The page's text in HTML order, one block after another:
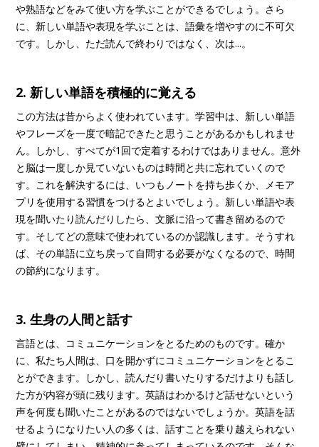
や熟語などをみて使い方を学ぶことができるでしょう。さら
に、新しい単語や表現を学ぶことは、語彙を増やすのに不可欠
です。しかし、ただ読んで終わりではなく、次は...。
2. 新しい単語を積極的に覚える
この方法は昔からよく使われています。学習中は、新しい単語
やフレーズを一度で暗記できたと思うことがあるかもしれませ
ん。しかし、すべてが1回で定着するわけではありません。意外
と脳は一度しか見ていないものは時間と共に忘れていくので
す。これを解決するには、いつもノートを持ち歩くか、メモア
プリを使用する習慣をつけるとよいでしょう。新しい単語や表
現を聞いたり読んだりしたら、文脈に沿って書き留めるので
す。そしてどの意味で使われているのか認識します。そうすれ
ば、その単語に立ち戻って自問する必要がなくなるので、時間
の節約になります。
3. 生身の人間と話す
言語とは、コミュニケーションをとるためのものです。確か
に、私たち人間は、口を開かずにコミュニケーションをとるこ
とができます。しかし、読んだり書いたりするだけよりも話し
た方が内容が頭に残ります。英語はわかるけど話せないという
声を何度も聞いたことがあるのではないでしょうか。英語を話
せるようになりたい人の多くは、話すことを乗り越えられない